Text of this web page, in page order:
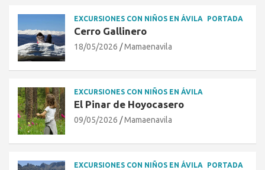
EXCURSIONES CON NIÑOS EN ÁVILA PORTADA
Cerro Gallinero
18/05/2026 Mamaenavila
EXCURSIONES CON NIÑOS EN ÁVILA
El Pinar de Hoyocasero
09/05/2026 Mamaenavila
EXCURSIONES CON NIÑOS EN ÁVILA PORTADA